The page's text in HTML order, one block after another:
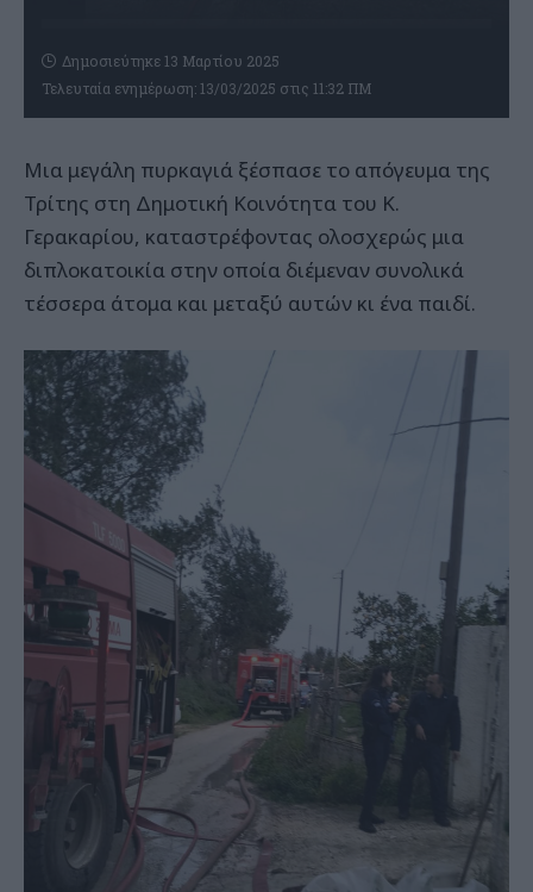
Τελευταία ενημέρωση: 13/03/2025 στις 11:32 ΠΜ
Δημοσιεύτηκε 13 Μαρτίου 2025
Μια μεγάλη πυρκαγιά ξέσπασε το απόγευμα της
Τρίτης στη Δημοτική Κοινότητα του Κ.
Γερακαρίου, καταστρέφοντας ολοσχερώς μια
διπλοκατοικία στην οποία διέμεναν συνολικά
τέσσερα άτομα και μεταξύ αυτών κι ένα παιδί.